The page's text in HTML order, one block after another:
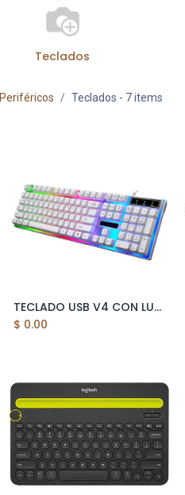
Teclados
Periféricos Teclados - 7 items
Add to Cart
TECLADO USB V4 CON LUCES RGB
$ 0.00